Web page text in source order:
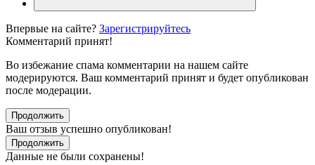
Впервые на сайте? Зарегистрируйтесь
Комментарий принят!
Во избежание спама комментарии на нашем сайте
модерируются. Ваш комментарий принят и будет опубликован
после модерации.
Продолжить
Ваш отзыв успешно опубликован!
Продолжить
Данные не были сохранены!